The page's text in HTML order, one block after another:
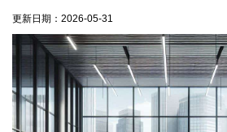
更新日期： 2026-05-31